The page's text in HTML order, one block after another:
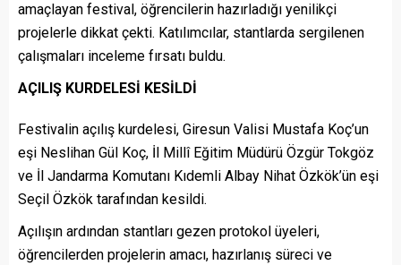
amaçlayan festival, öğrencilerin hazırladığı yenilikçi
projelerle dikkat çekti. Katılımcılar, stantlarda sergilenen
çalışmaları inceleme fırsatı buldu.
AÇILIŞ KURDELESİ KESİLDİ
Festivalin açılış kurdelesi, Giresun Valisi Mustafa Koç’un
eşi Neslihan Gül Koç, İl Millî Eğitim Müdürü Özgür Tokgöz
ve İl Jandarma Komutanı Kıdemli Albay Nihat Özkök’ün eşi
Seçil Özkök tarafından kesildi.
Açılışın ardından stantları gezen protokol üyeleri,
öğrencilerden projelerin amacı, hazırlanış süreci ve